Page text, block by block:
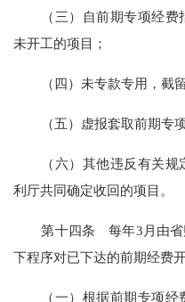
（三） 自前期专项经费
未开工的项目 ；
（四）未专款专用，截
（五） 虚报套取前期专
（六） 其他违反有关规
利厅共同确定收回的项目。
第十四条 每年3月由
下程序对已下达的前期经费
（一） 根据前期专项经